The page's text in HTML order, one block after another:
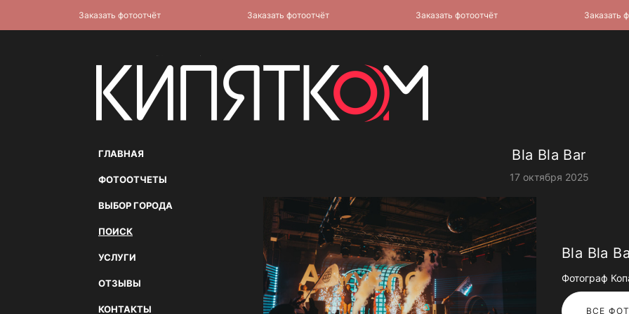
ГЛАВНАЯ
ФОТООТЧЕТЫ
ВЫБОР ГОРОДА
ПОИСК
УСЛУГИ
ОТЗЫВЫ
КОНТАКТЫ
Bla Bla Bar
17 октября 2025
Bla Bla
Фотограф
ВСЕ
Заказать фотоотчёт Заказать фотоотчёт Заказать фотоотчёт Заказать